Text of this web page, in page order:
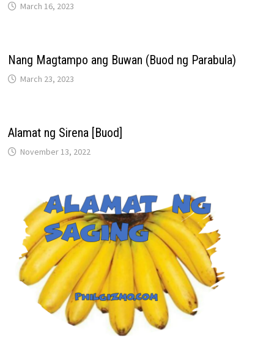
March 16, 2023
Nang Magtampo ang Buwan (Buod ng Parabula)
March 23, 2023
Alamat ng Sirena [Buod]
November 13, 2022